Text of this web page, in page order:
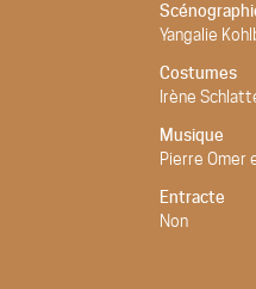
Yangalie
Costumes
Irène
Musique
Pierre Omer
Entracte
Non